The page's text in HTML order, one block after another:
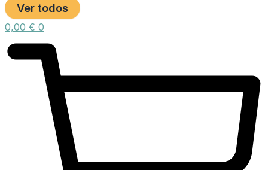
Ver todos
0,00 € 0